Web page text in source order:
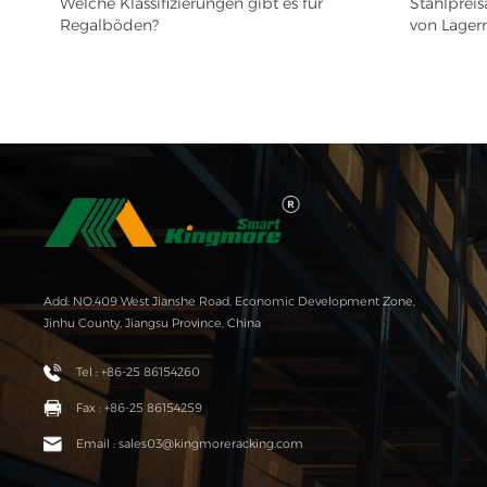
Regalböden?
von
Add: NO.409 West Jianshe Road, Economic Development Zone,
Jinhu County, Jiangsu Province, China
Tel : +86-25 86154260
Fax : +86-25 86154259
Email : sales03@kingmoreracking.com